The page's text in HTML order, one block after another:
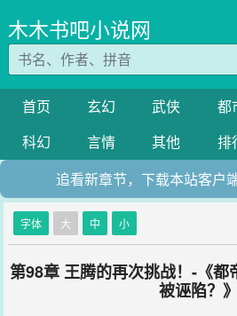
木木书吧小说网
首页 玄幻 武侠 都
科幻
言情 其他 排
追看新章节，下载本站客户
字体 大 中 小
第98章 王腾的再次挑战！-《都
被诬陷？》